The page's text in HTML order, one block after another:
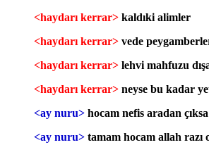
<haydarı kerrar> kaldıki alimler
<haydarı kerrar> vede
<haydarı kerrar> lehvi mahfuzu
<haydarı kerrar> neyse bu kadar
<ay nuru> hocam nefis aradan
<ay nuru> tamam hocam allah razı